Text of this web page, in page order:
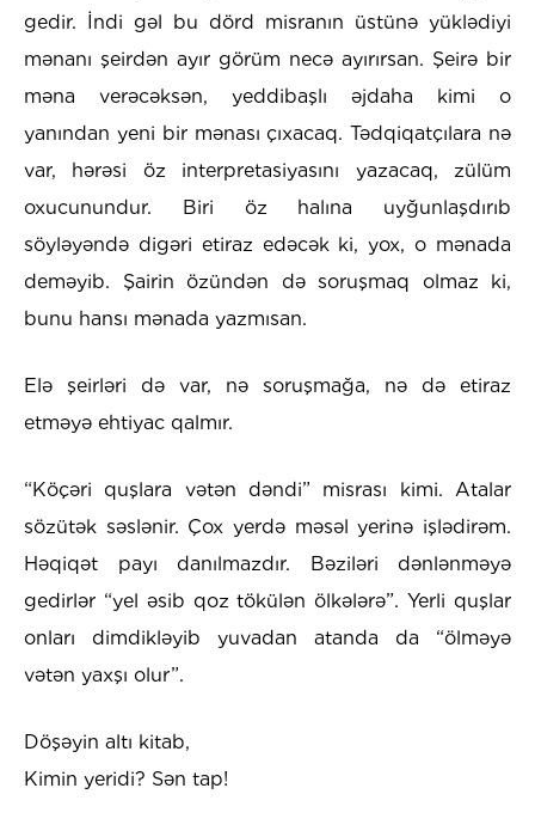
gedir. İndi gəl bu dörd misranın üstünə yüklədiyi
mənanı şeirdən ayır görüm necə ayırırsan. Şeirə bir
məna verəcəksən, yeddibaşlı əjdaha kimi o
yanından yeni bir mənası çıxacaq. Tədqiqatçılara nə
var, hərəsi öz interpretasiyasını yazacaq, zülüm
oxucunundur. Biri öz halına uyğunlaşdırıb
söyləyəndə digəri etiraz edəcək ki, yox, o mənada
deməyib. Şairin özündən də soruşmaq olmaz ki,
bunu hansı mənada yazmısan.
Elə şeirləri də var, nə soruşmağa, nə də etiraz
etməyə ehtiyac qalmır.
“Köçəri quşlara vətən dəndi” misrası kimi. Atalar
sözütək səslənir. Çox yerdə məsəl yerinə işlədirəm.
Həqiqət payı danılmazdır. Bəziləri dənlənməyə
gedirlər “yel əsib qoz tökülən ölkələrə”. Yerli quşlar
onları dimdikləyib yuvadan atanda da “ölməyə
vətən yaxşı olur”.
Döşəyin altı kitab,
Kimin yeridi? Sən tap!